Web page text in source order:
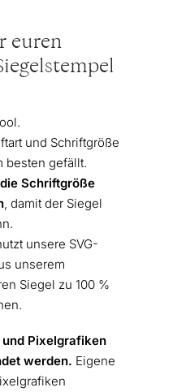
euren
und Schriftgröße
besten gefällt.
Schriftgröße
, damit der Siegel
unsere SVG-
unserem
Siegel zu 100 %
Pixelgrafiken
werden. Eigene